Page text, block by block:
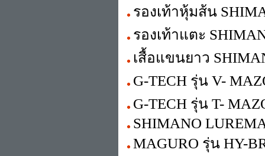
รองเท้าหุ้มส้น
รองเท้าแตะ
เสื้อแขนยาว
G-TECH รุ่น V-
G-TECH รุ่น T-
SHIMANO
MAGURO รุ่น HY-